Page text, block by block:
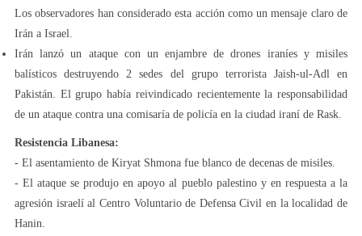
Los observadores han considerado esta acción como un mensaje claro de
Irán a Israel.
Irán lanzó un ataque con un enjambre de drones iraníes y misiles
balísticos destruyendo 2 sedes del grupo terrorista Jaish-ul-Adl en
Pakistán. El grupo había reivindicado recientemente la responsabilidad
de un ataque contra una comisaría de policía en la ciudad iraní de Rask.
Resistencia Libanesa:
- El asentamiento de Kiryat Shmona fue blanco de decenas de misiles.
- El ataque se produjo en apoyo al pueblo palestino y en respuesta a la
agresión israelí al Centro Voluntario de Defensa Civil en la localidad de
Hanin.